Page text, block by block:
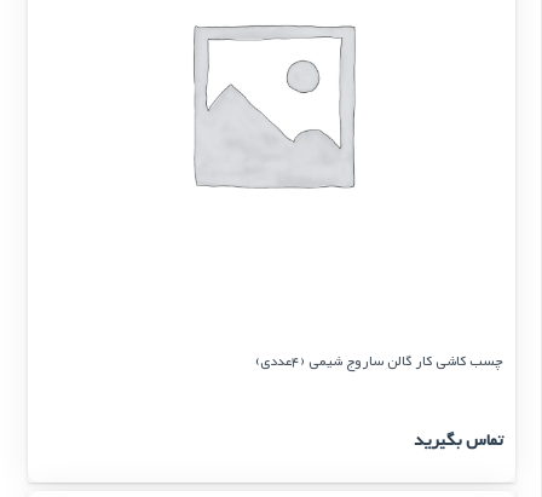
چسب کاشی کار گالن ساروج شیمی (4عددی)
تماس بگیرید